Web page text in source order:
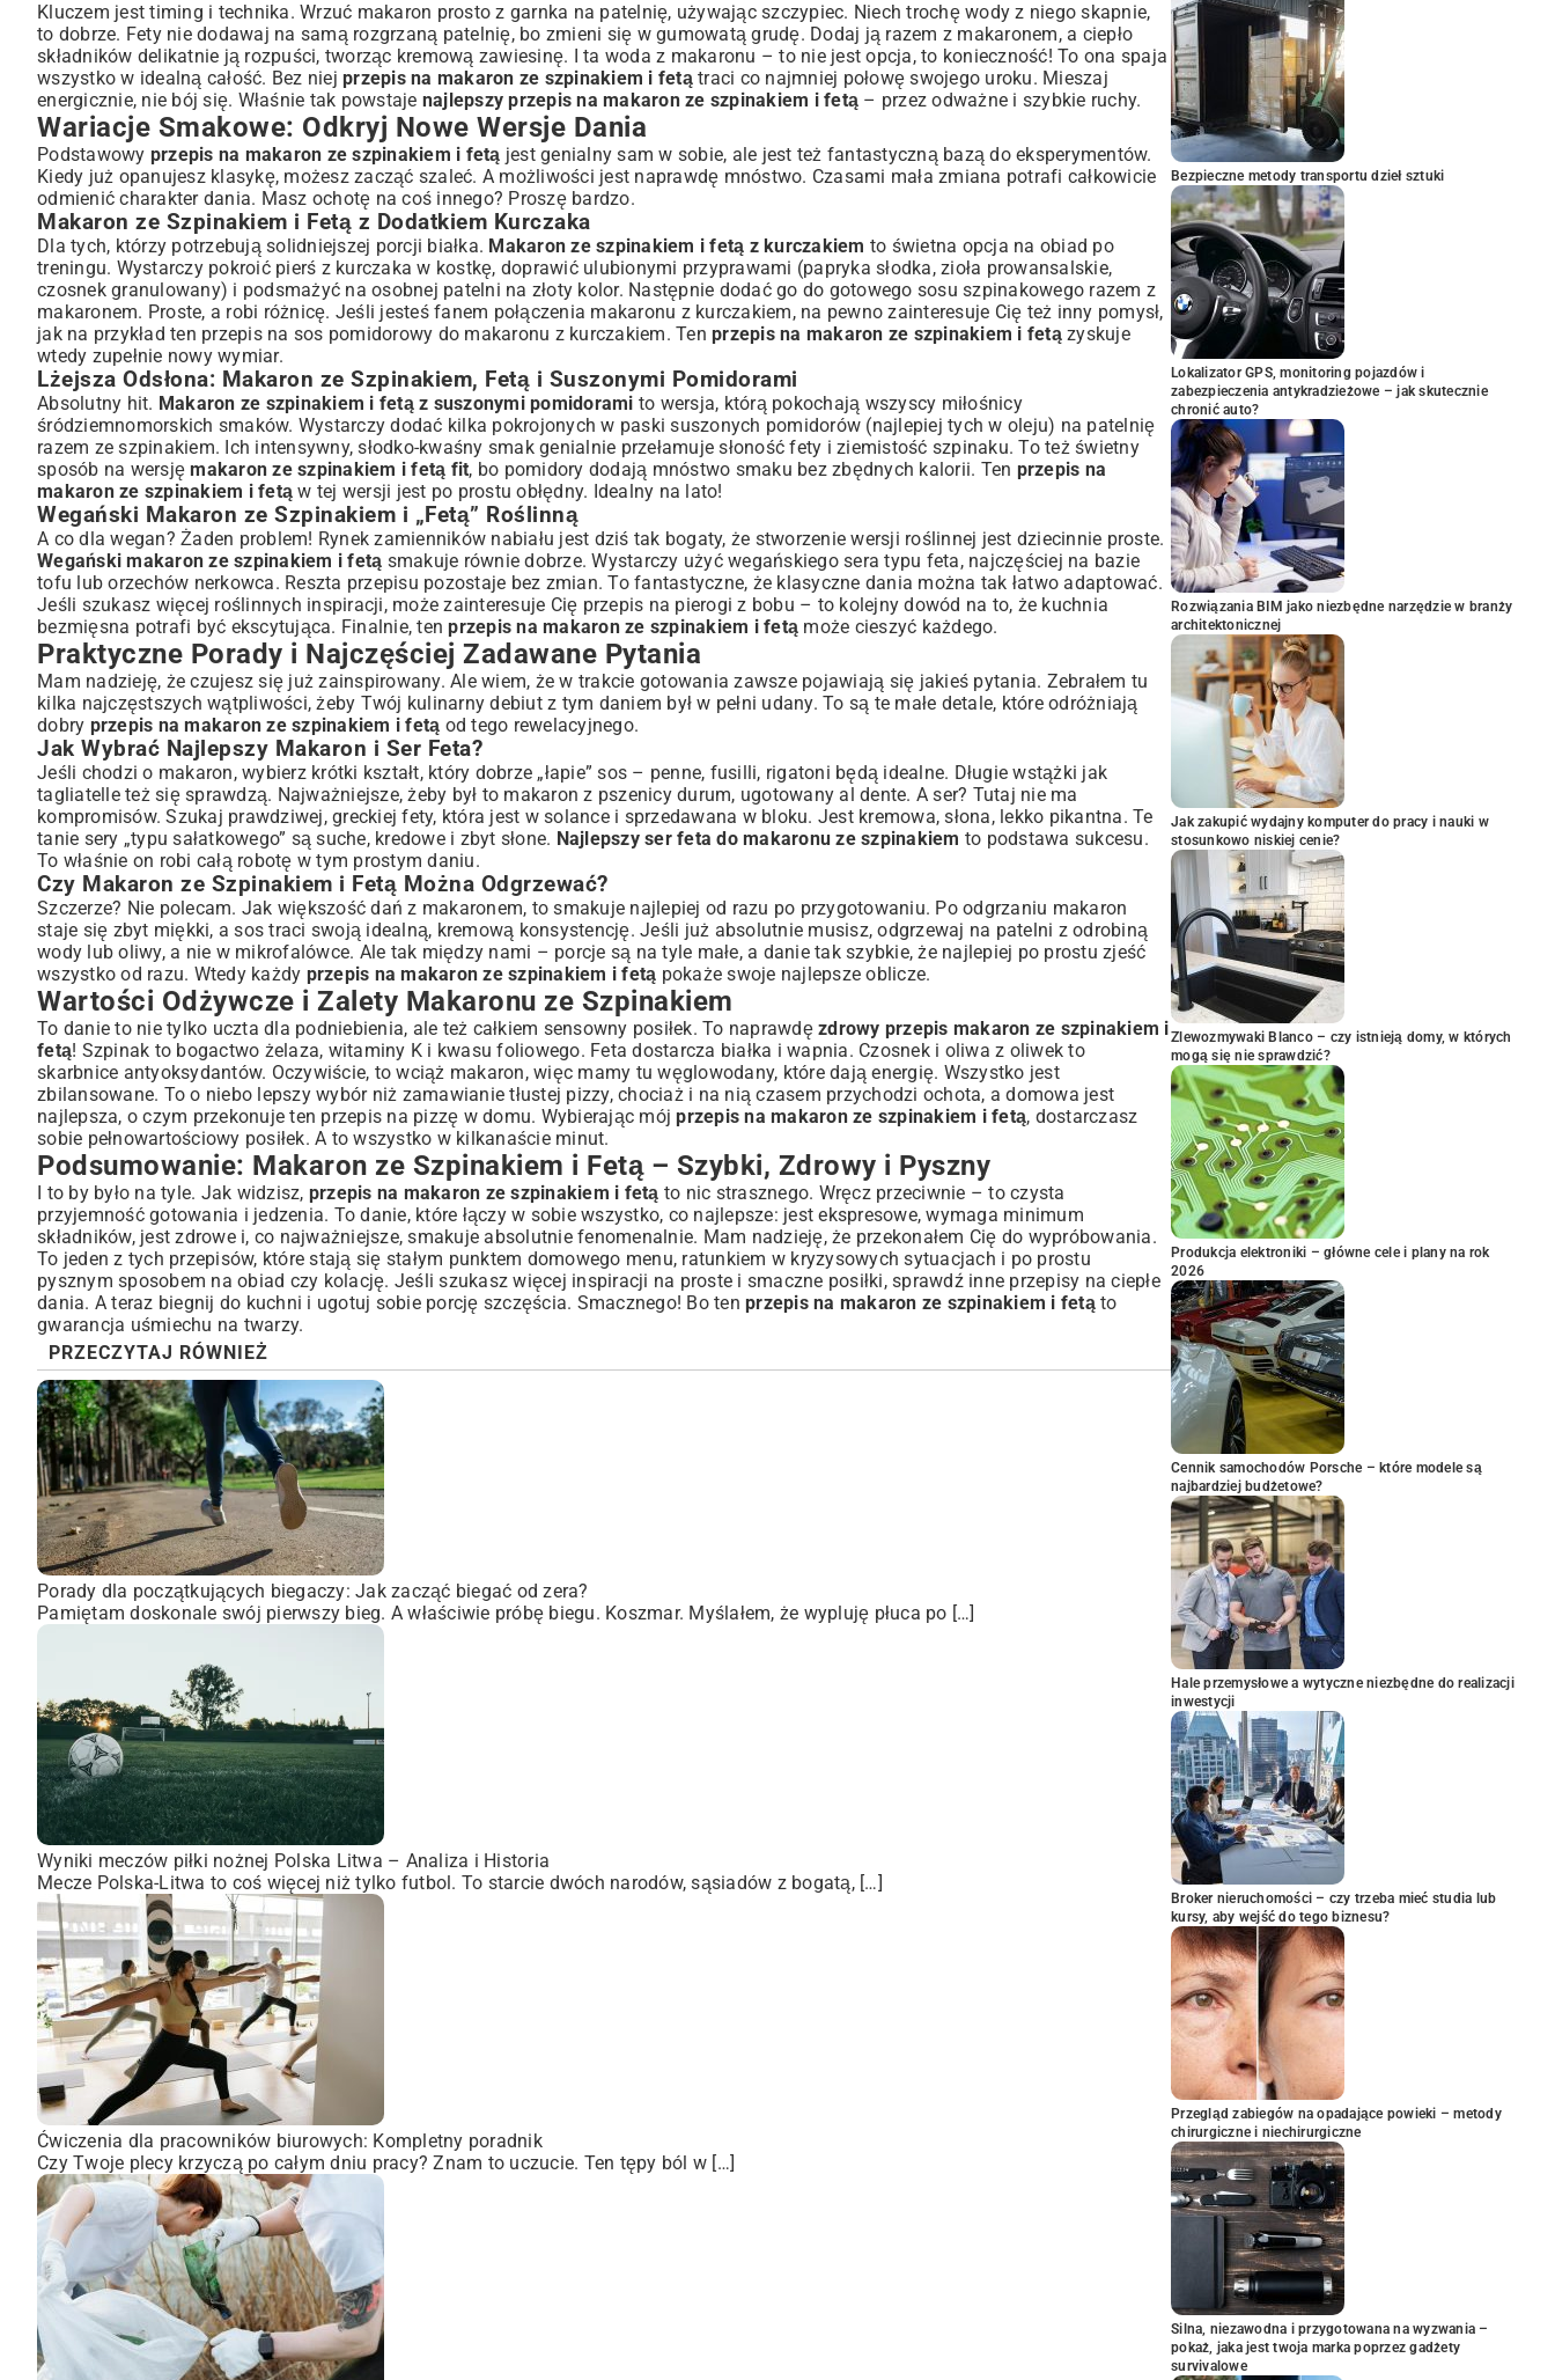
Kluczem jest timing i technika. Wrzuć makaron prosto z garnka na patelnię, używając szczypiec. Niech trochę wody z niego skapnie,
to dobrze. Fety nie dodawaj na samą rozgrzaną patelnię, bo zmieni się w gumowatą grudę. Dodaj ją razem z makaronem, a ciepło
składników delikatnie ją rozpuści, tworząc kremową zawiesinę. I ta woda z makaronu – to nie jest opcja, to konieczność! To ona spaja
wszystko w idealną całość. Bez niej przepis na makaron ze szpinakiem i fetątraci co najmniej połowę swojego uroku. Mieszaj
energicznie, nie bój się. Właśnie tak powstaje najlepszy przepis na makaron ze szpinakiem i fetą – przez odważne i szybkie ruchy.
Wariacje Smakowe: Odkryj Nowe Wersje Dania
Podstawowy przepis na makaron ze szpinakiem i fetą jest genialny sam w sobie, ale jest też fantastyczną bazą do eksperymentów.
Kiedy już opanujesz klasykę, możesz zacząć szaleć. A możliwości jest naprawdę mnóstwo. Czasami mała zmiana potrafi całkowicie
odmienić charakter dania. Masz ochotę na coś innego? Proszę bardzo.
Makaron ze Szpinakiem i Fetą z Dodatkiem Kurczaka
Dla tych, którzy potrzebują solidniejszej porcji białka. Makaron ze szpinakiem i fetą z kurczakiem to świetna opcja na obiad po
treningu. Wystarczy pokroić pierś z kurczaka w kostkę, doprawić ulubionymi przyprawami (papryka słodka, zioła prowansalskie,
czosnek granulowany) i podsmażyć na osobnej patelni na złoty kolor. Następnie dodać go do gotowego sosu szpinakowego razem z
makaronem. Proste, a robi różnicę. Jeśli jesteś fanem połączenia makaronu z kurczakiem, na pewno zainteresuje Cię też inny pomysł,
jak na przykład ten przepis na sos pomidorowy do makaronu z kurczakiem. Ten przepis na makaron ze szpinakiem i fetązyskuje
wtedy zupełnie nowy wymiar.
Lżejsza Odsłona: Makaron ze Szpinakiem, Fetą i Suszonymi Pomidorami
Absolutny hit. Makaron ze szpinakiem i fetą z suszonymi pomidorami to wersja, którą pokochają wszyscy miłośnicy
śródziemnomorskich smaków. Wystarczy dodać kilka pokrojonych w paski suszonych pomidorów (najlepiej tych w oleju) na patelnię
razem ze szpinakiem. Ich intensywny, słodko-kwaśny smak genialnie przełamuje słoność fety i ziemistość szpinaku. To też świetny
sposób na wersjęmakaron ze szpinakiem i fetą fit, bo pomidory dodają mnóstwo smaku bez zbędnych kalorii. Ten przepis na
makaron ze szpinakiem i fetą w tej wersji jest po prostu obłędny. Idealny na lato!
Wegański Makaron ze Szpinakiem i „Fetą” Roślinną
A co dla wegan? Żaden problem! Rynek zamienników nabiału jest dziś tak bogaty, że stworzenie wersji roślinnej jest dziecinnie proste.
Wegański makaron ze szpinakiem i fetą smakuje równie dobrze. Wystarczy użyć wegańskiego sera typu feta, najczęściej na bazie
tofu lub orzechów nerkowca. Reszta przepisu pozostaje bez zmian. To fantastyczne, że klasyczne dania można tak łatwo adaptować.
Jeśli szukasz więcej roślinnych inspiracji, może zainteresuje Cię przepis na pierogi z bobu – to kolejny dowód na to, że kuchnia
bezmięsna potrafi być ekscytująca. Finalnie, tenprzepis na makaron ze szpinakiem i fetą może cieszyć każdego.
Praktyczne Porady i Najczęściej Zadawane Pytania
Mam nadzieję, że czujesz się już zainspirowany. Ale wiem, że w trakcie gotowania zawsze pojawiają się jakieś pytania. Zebrałem tu
kilka najczęstszych wątpliwości, żeby Twój kulinarny debiut z tym daniem był w pełni udany. To są te małe detale, które odróżniają
dobry przepis na makaron ze szpinakiem i fetą od tego rewelacyjnego.
Jak Wybrać Najlepszy Makaron i Ser Feta?
Jeśli chodzi o makaron, wybierz krótki kształt, który dobrze „łapie” sos – penne, fusilli, rigatoni będą idealne. Długie wstążki jak
tagliatelle też się sprawdzą. Najważniejsze, żeby był to makaron z pszenicy durum, ugotowany al dente. A ser? Tutaj nie ma
kompromisów. Szukaj prawdziwej, greckiej fety, która jest w solance i sprzedawana w bloku. Jest kremowa, słona, lekko pikantna. Te
tanie sery „typu sałatkowego” są suche, kredowe i zbyt słone. Najlepszy ser feta do makaronu ze szpinakiem to podstawa sukcesu.
To właśnie on robi całą robotę w tym prostym daniu.
Czy Makaron ze Szpinakiem i Fetą Można Odgrzewać?
Szczerze? Nie polecam. Jak większość dań z makaronem, to smakuje najlepiej od razu po przygotowaniu. Po odgrzaniu makaron
staje się zbyt miękki, a sos traci swoją idealną, kremową konsystencję. Jeśli już absolutnie musisz, odgrzewaj na patelni z odrobiną
wody lub oliwy, a nie w mikrofalówce. Ale tak między nami – porcje są na tyle małe, a danie tak szybkie, że najlepiej po prostu zjeść
wszystko od razu. Wtedy każdy przepis na makaron ze szpinakiem i fetą pokaże swoje najlepsze oblicze.
Wartości Odżywcze i Zalety Makaronu ze Szpinakiem
To danie to nie tylko uczta dla podniebienia, ale też całkiem sensowny posiłek. To naprawdę zdrowy przepis makaron ze szpinakiem i
fetą! Szpinak to bogactwo żelaza, witaminy K i kwasu foliowego. Feta dostarcza białka i wapnia. Czosnek i oliwa z oliwek to
skarbnice antyoksydantów. Oczywiście, to wciąż makaron, więc mamy tu węglowodany, które dają energię. Wszystko jest
zbilansowane. To o niebo lepszy wybór niż zamawianie tłustej pizzy, chociaż i na nią czasem przychodzi ochota, a domowa jest
najlepsza, o czym przekonuje ten przepis na pizzę w domu. Wybierając mójprzepis na makaron ze szpinakiem i fetą, dostarczasz
sobie pełnowartościowy posiłek. A to wszystko w kilkanaście minut.
Podsumowanie: Makaron ze Szpinakiem i Fetą – Szybki, Zdrowy i Pyszny
I to by było na tyle. Jak widzisz, przepis na makaron ze szpinakiem i fetą to nic strasznego. Wręcz przeciwnie – to czysta
przyjemność gotowania i jedzenia. To danie, które łączy w sobie wszystko, co najlepsze: jest ekspresowe, wymaga minimum
składników, jest zdrowe i, co najważniejsze, smakuje absolutnie fenomenalnie. Mam nadzieję, że przekonałem Cię do wypróbowania.
To jeden z tych przepisów, które stają się stałym punktem domowego menu, ratunkiem w kryzysowych sytuacjach i po prostu
pysznym sposobem na obiad czy kolację. Jeśli szukasz więcej inspiracji na proste i smaczne posiłki, sprawdź inne przepisy na ciepłe
dania. A teraz biegnij do kuchni i ugotuj sobie porcję szczęścia. Smacznego! Bo ten przepis na makaron ze szpinakiem i fetąto
gwarancja uśmiechu na twarzy.
PRZECZYTAJ RÓWNIEŻ
Porady dla początkujących biegaczy: Jak zacząć biegać od zera?
Pamiętam doskonale swój pierwszy bieg. A właściwie próbę biegu. Koszmar. Myślałem, że wypluję płuca po […]
Wyniki meczów piłki nożnej Polska Litwa – Analiza i Historia
Mecze Polska-Litwa to coś więcej niż tylko futbol. To starcie dwóch narodów, sąsiadów z bogatą, […]
Ćwiczenia dla pracowników biurowych: Kompletny poradnik
Czy Twoje plecy krzyczą po całym dniu pracy? Znam to uczucie. Ten tępy ból w […]
Bezpieczne metody transportu dzieł sztuki
Lokalizator GPS, monitoring pojazdów i
zabezpieczenia antykradzieżowe – jak skutecznie
chronić auto?
Rozwiązania BIM jako niezbędne narzędzie w branży
architektonicznej
Jak zakupić wydajny komputer do pracy i nauki w
stosunkowo niskiej cenie?
Zlewozmywaki Blanco – czy istnieją domy, w których
mogą się nie sprawdzić?
Produkcja elektroniki – główne cele i plany na rok
2026
Cennik samochodów Porsche – które modele są
najbardziej budżetowe?
Hale przemysłowe a wytyczne niezbędne do realizacji
inwestycji
Broker nieruchomości – czy trzeba mieć studia lub
kursy, aby wejść do tego biznesu?
Przegląd zabiegów na opadające powieki – metody
chirurgiczne i niechirurgiczne
Silna, niezawodna i przygotowana na wyzwania –
pokaż, jaka jest twoja marka poprzez gadżety
survivalowe